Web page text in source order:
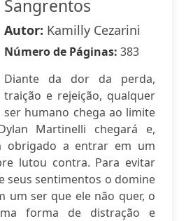
Sangrentos
Autor: Kamilly Cezarini
Número de Páginas: 383
Diante da dor da perda,
traição e rejeição, qualquer
ser humano chega ao limite
Martinelli chegará e,
obrigado a entrar em um
lutou contra. Para evitar
seus sentimentos o domine
um ser que ele não quer, o
forma de distração e